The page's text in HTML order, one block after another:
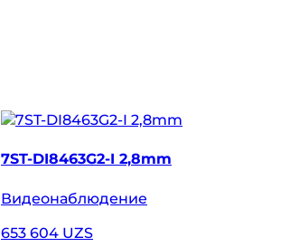
7ST-DI8463G2-I 2,8mm
Видеонаблюдение
653 604 UZS